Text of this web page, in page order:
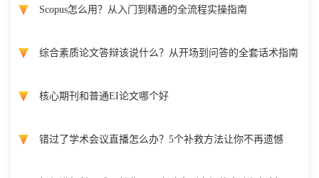
Scopus怎么用？从入门到精通的全流程实操指南
综合素质论文答辩该说什么？从开场到问答的全套话术指南
核心期刊和普通EI论文哪个好
错过了学术会议直播怎么办？5个补救方法让你不再遗憾